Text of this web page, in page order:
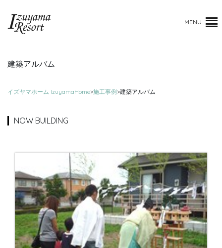
MENU
建築アルバム
イズヤマホーム IzuyamaHome>施工事例>建築アルバム
NOW BUILDING